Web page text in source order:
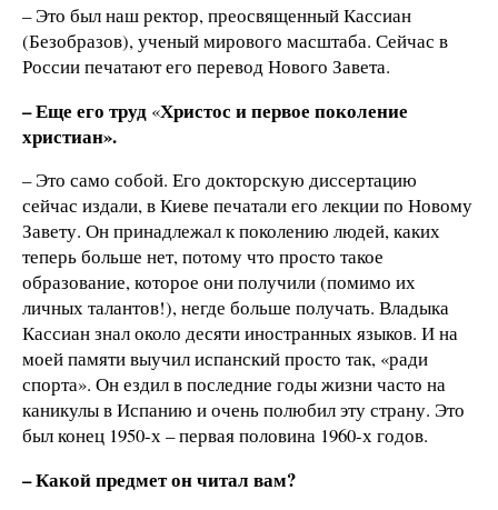
– Это был наш ректор, преосвященный Кассиан
(Безобразов), ученый мирового масштаба. Сейчас в
России печатают его перевод Нового Завета.
– Еще его труд «Христос и первое поколение
христиан».
– Это само собой. Его докторскую диссертацию
сейчас издали, в Киеве печатали его лекции по Новому
Завету. Он принадлежал к поколению людей, каких
теперь больше нет, потому что просто такое
образование, которое они получили (помимо их
личных талантов!), негде больше получать. Владыка
Кассиан знал около десяти иностранных языков. И на
моей памяти выучил испанский просто так, «ради
спорта». Он ездил в последние годы жизни часто на
каникулы в Испанию и очень полюбил эту страну. Это
был конец 1950-х – первая половина 1960-х годов.
– Какой предмет он читал вам?